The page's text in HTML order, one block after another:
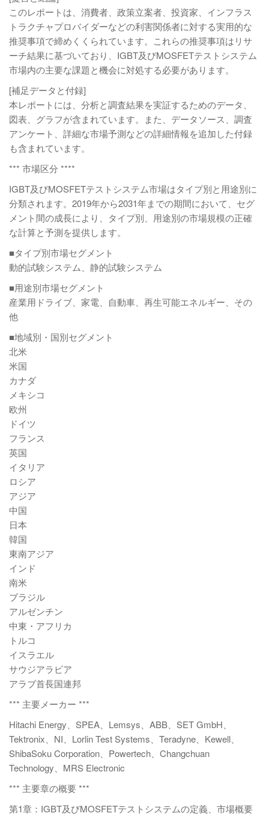
このレポートは、消費者、政策立案者、投資家、インフラス
トラクチャプロバイダーなどの利害関係者に対する実用的な
推奨事項で締めくくられています。これらの推奨事項はリサ
ーチ結果に基づいており、IGBT及びMOSFETテストシステム
市場内の主要な課題と機会に対処する必要があります。
[補足データと付録]
本レポートには、分析と調査結果を実証するためのデータ、
図表、グラフが含まれています。また、データソース、調査
アンケート、詳細な市場予測などの詳細情報を追加した付録
も含まれています。
*** 市場区分 ****
IGBT及びMOSFETテストシステム市場はタイプ別と用途別に
分類されます。2019年から2031年までの期間において、セグ
メント間の成長により、タイプ別、用途別の市場規模の正確
な計算と予測を提供します。
■タイプ別市場セグメント
動的試験システム、静的試験システム
■用途別市場セグメント
産業用ドライブ、家電、自動車、再生可能エネルギー、その
他
■地域別・国別セグメント
北米
米国
カナダ
メキシコ
欧州
ドイツ
フランス
英国
イタリア
ロシア
アジア
中国
日本
韓国
東南アジア
インド
南米
ブラジル
アルゼンチン
中東・アフリカ
トルコ
イスラエル
サウジアラビア
アラブ首長国連邦
*** 主要メーカー ***
Hitachi Energy、SPEA、Lemsys、ABB、SET GmbH、
Tektronix、NI、Lorlin Test Systems、Teradyne、Kewell、
ShibaSoku Corporation、Powertech、Changchuan
Technology、MRS Electronic
*** 主要章の概要 ***
第1章：IGBT及びMOSFETテストシステムの定義、市場概要